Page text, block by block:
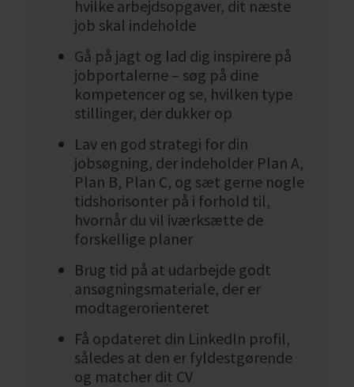
Dine personlige kompetencer beskriver din
tilgang til opgaver og mennesker omkring
dig. De er tæt forbundne med de faglige
kompetencer og er ofte grundlaget for, at
man har succes med sine opgaver og sit
arbejde. Hvis man eksempelvis beskæftiger
sig med regnskab, er det vigtigt, at man er
struktureret og grundig. Hvis man er grafiker
og arbejder med visuelle udtryk, så er det
vigtigt, at man er kreativ og idérig. Alt
sammen forudsætninger for at kunne lykkes
eller egne sig til jobbet. Af sammen grund er
der også mange arbejdsgivere, der laver
persontype test og analyser i forbindelse med
rekruttering.
Du kan prøve en persontypetest her:
hvilke arbejdsopgaver, dit næste
job skal indeholde
Gå på jagt og lad dig inspirere på
jobportalerne – søg på dine
kompetencer og se, hvilken type
stillinger, der dukker op
Lav en god strategi for din
jobsøgning, der indeholder Plan A,
Plan B, Plan C, og sæt gerne nogle
tidshorisonter på i forhold til,
hvornår du vil iværksætte de
forskellige planer
Brug tid på at udarbejde godt
ansøgningsmateriale, der er
modtagerorienteret
Få opdateret din LinkedIn profil,
således at den er fyldestgørende
og matcher dit CV